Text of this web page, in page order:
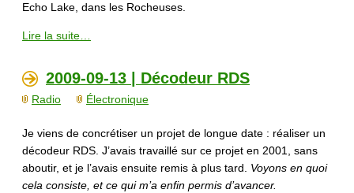
Echo Lake, dans les Rocheuses.
Lire la suite…
2009-09-13 | Décodeur RDS
Radio Électronique
Je viens de concrétiser un projet de longue date : réaliser un
décodeur RDS. J’avais travaillé sur ce projet en 2001, sans
aboutir, et je l’avais ensuite remis à plus tard. Voyons en quoi
cela consiste, et ce qui m’a enfin permis d’avancer.